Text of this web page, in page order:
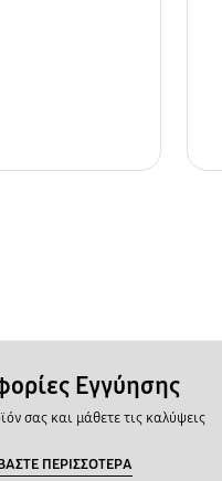
Εγγύησης
σας και μάθετε τις καλύψεις
ΠΕΡΙΣΣΟΤΕΡΑ